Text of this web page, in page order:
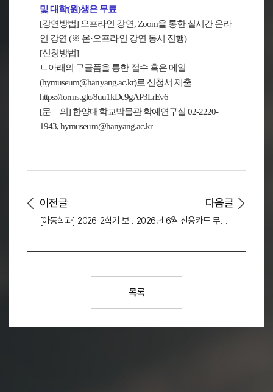
및 대학(원)생은 무료
[강연방법] 오프라인 강연, Zoom을 통한 실시간 온라
인 강연 (※ 온·오프라인 강연 동시 진행)
[신청방법]
ㄴ아래의 구글폼을 통한 접수 혹은 메일
(hymuseum@hanyang.ac.kr)로 신청서 제출
https://forms.gle/8uu1kDc9gAP3LrEv6
[문 의] 한양대학교박물관 학예연구실 02-2220-
1943, hymuseum@hanyang.ac.kr
이전글
[아동학과] 2026-2학기 보육실습 대면 OT 안내
다음글
2026년 6월 신용카드 무이자할부 관련 안내
목록